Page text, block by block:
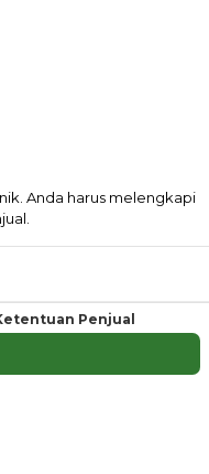
Anda harus melengkapi
Penjual